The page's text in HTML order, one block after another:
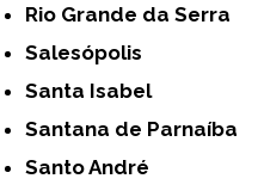
Rio Grande da Serra
Salesópolis
Santa Isabel
Santana de Parnaíba
Santo André